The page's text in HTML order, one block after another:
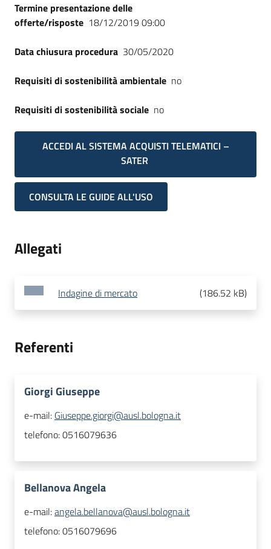
Termine presentazione delle
offerte/risposte 18/12/2019 09:00
Data chiusura procedura 30/05/2020
Requisiti di sostenibilità ambientale no
Requisiti di sostenibilità sociale no
ACCEDI AL SISTEMA ACQUISTI TELEMATICI –
SATER
CONSULTA LE GUIDE ALL'USO
Allegati
Indagine di mercato (186.52 kB)
Referenti
Giorgi Giuseppe
e-mail: Giuseppe.giorgi@ausl.bologna.it
telefono:0516079636
Bellanova Angela
e-mail:angela.bellanova@ausl.bologna.it
telefono:0516079696